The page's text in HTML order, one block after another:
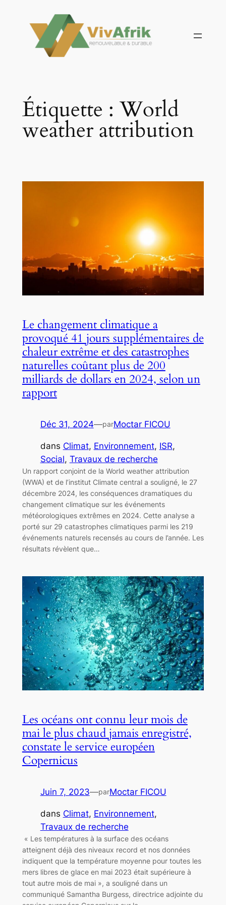
contenu
Étiquette :World
weather attribution
Le changement climatique a
provoqué 41 jours supplémentaires de
chaleur extrême et des catastrophes
naturelles coûtant plus de 200
milliards de dollars en 2024, selon un
rapport
Déc 31, 2024—parMoctar FICOU
dans Climat, Environnement, ISR
Social, Travaux de recherche
Un rapport conjoint de la World weather attribution
(WWA) et de l’institut Climate central a souligné, le 27
décembre 2024, les conséquences dramatiques du
changement climatique sur les événements
météorologiques extrêmes en 2024. Cette analyse a
porté sur 29 catastrophes climatiques parmi les 219
événements naturels recensés au cours de l’année. Les
résultats révèlent que…
Les océans ont connu leur mois de
mai le plus chaud jamais enregistré,
constate le service européen
Copernicus
Juin 7, 2023—parMoctar FICOU
dans Climat, Environnement
Travaux de recherche
« Les températures à la surface des océans
atteignent déjà des niveaux record et nos données
indiquent que la température moyenne pour toutes les
mers libres de glace en mai 2023 était supérieure à
tout autre mois de mai », a souligné dans un
communiqué Samantha Burgess, directrice adjointe du